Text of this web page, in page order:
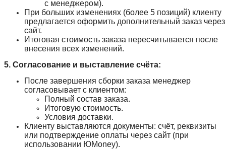
с менеджером).
При больших изменениях (более 5 позиций) клиенту
предлагается оформить дополнительный заказ через
сайт.
Итоговая стоимость заказа пересчитывается после
внесения всех изменений.
5. Согласование и выставление счёта:
После завершения сборки заказа менеджер
согласовывает с клиентом:
Полный состав заказа.
Итоговую стоимость.
Условия доставки.
Клиенту выставляются документы: счёт, реквизиты
или подтверждение оплаты через сайт (при
использовании ЮMoney).